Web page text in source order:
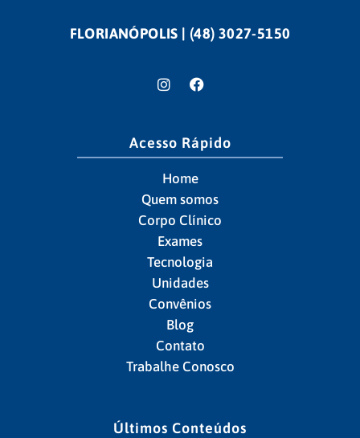
FLORIANÓPOLIS | (48) 3027-5150
Acesso Rápido
Home
Quem somos
Corpo Clínico
Exames
Tecnologia
Unidades
Convênios
Blog
Contato
Trabalhe Conosco
Últimos Conteúdos